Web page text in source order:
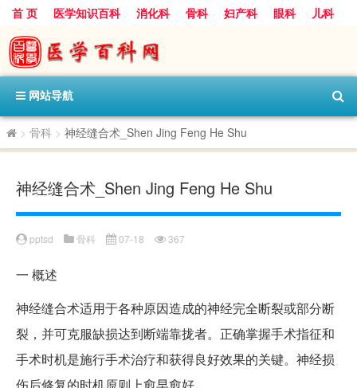
首 页 医学知识百科 消化科 骨科 妇产科 眼科
儿科
心血管病科
呼吸科 神经科
内分泌科
口腔科
网站导航
> 骨科 > 神经缝合术_Shen Jing Feng He Shu
神经缝合术_Shen Jing Feng He Shu
pptsd 骨科 07-18 367
一 概述
神经缝合术适用于各种原因造成的神经完全断裂或部分断
裂，并可克服缺损达到断端靠拢者。正确掌握手术指征和
手术时机是施行手术治疗和获得良好效果的关键。神经损